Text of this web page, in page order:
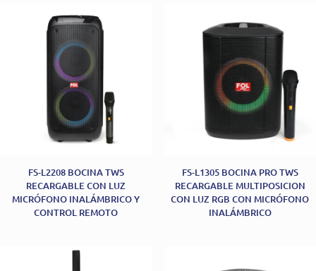
FS-L2208 BOCINA TWS
RECARGABLE CON LUZ
MICRÓFONO INALÁMBRICO Y
CONTROL REMOTO
FS-L1305 BOCINA PRO TWS
RECARGABLE MULTIPOSICION
CON LUZ RGB CON MICRÓFONO
INALÁMBRICO